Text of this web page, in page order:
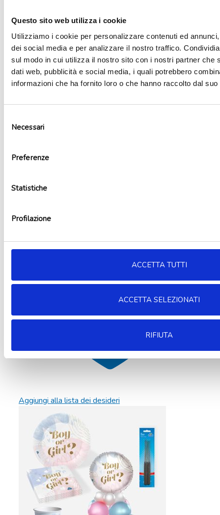
Questo sito web utilizza i cookie
Utilizziamo i cookie per personalizzare contenuti ed
dei social media e per analizzare il nostro traffico.
sul modo in cui utilizza il nostro sito con i nostri partner che
dati web, pubblicità e social media, i quali potrebbero
informazioni che ha fornito loro o che hanno raccolto dal
delNecessari
Preferenze
Statistiche
Profilazione
ACCETTA TUTTI
ACCETTA SELEZIONATI
RIFIUTA
Aggiungi alla lista dei desideri
Kit party Principesse Disney 16 persone
29,90€
Aggiungi alla lista dei desideri